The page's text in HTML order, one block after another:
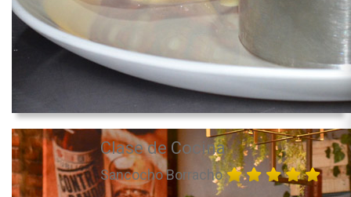
Clase de Cocina
Sancocho Borracho